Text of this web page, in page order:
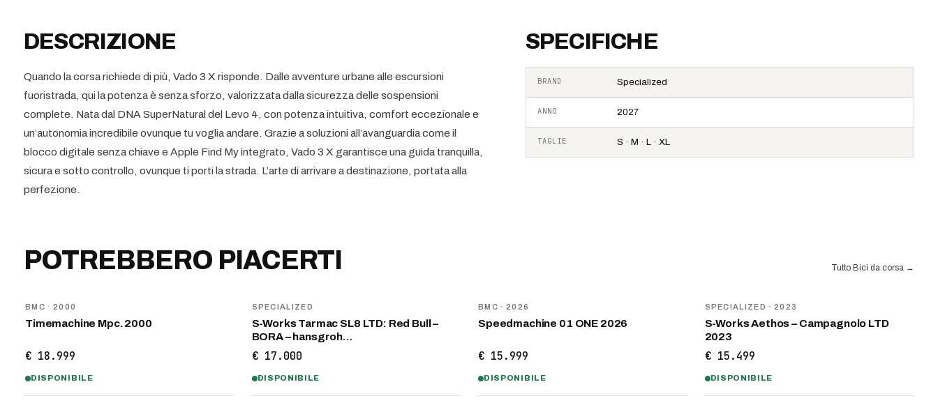
DESCRIZIONE
Quando la corsa richiede di più, Vado 3 X risponde. Dalle avventure urbane alle escursioni
fuoristrada, qui la potenza è senza sforzo, valorizzata dalla sicurezza delle sospensioni
complete. Nata dal DNA SuperNatural del Levo 4, con potenza intuitiva, comfort eccezionale e
un’autonomia incredibile ovunque tu voglia andare. Grazie a soluzioni all’avanguardia come il
blocco digitale senza chiave e Apple Find My integrato, Vado 3 X garantisce una guida tranquilla,
sicura e sotto controllo, ovunque ti porti la strada. L’arte di arrivare a destinazione, portata alla
perfezione.
SPECIFICHE
BRAND Specialized
ANNO 2027
TAGLIE S · M · L · XL
POTREBBERO PIACERTI Tutto Bici da corsa →
BMC · 2000
Timemachine Mpc. 2000
€ 18.999
DISPONIBILE
SPECIALIZED
S-Works Tarmac SL8 LTD: Red Bull –
BORA – hansgroh…
€ 17.000
DISPONIBILE
BMC · 2026
Speedmachine 01 ONE 2026
€ 15.999
DISPONIBILE
SPECIALIZED · 2023
S-Works Aethos – Campagnolo LTD
2023
€ 15.499
DISPONIBILE